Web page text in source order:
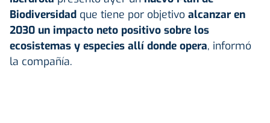
Biodiversidad que tiene por objetivo alcanzar en
2030 un impacto neto positivo sobre los
ecosistemas y especies allí donde opera, informó
la compañía.